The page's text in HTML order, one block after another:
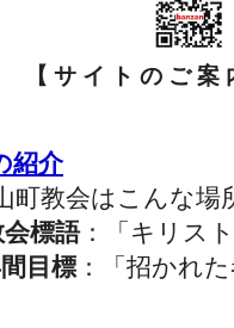
の ご 案 内
紹介
町教会はこんな場
標語：「キリス
目標 ：「招かれ